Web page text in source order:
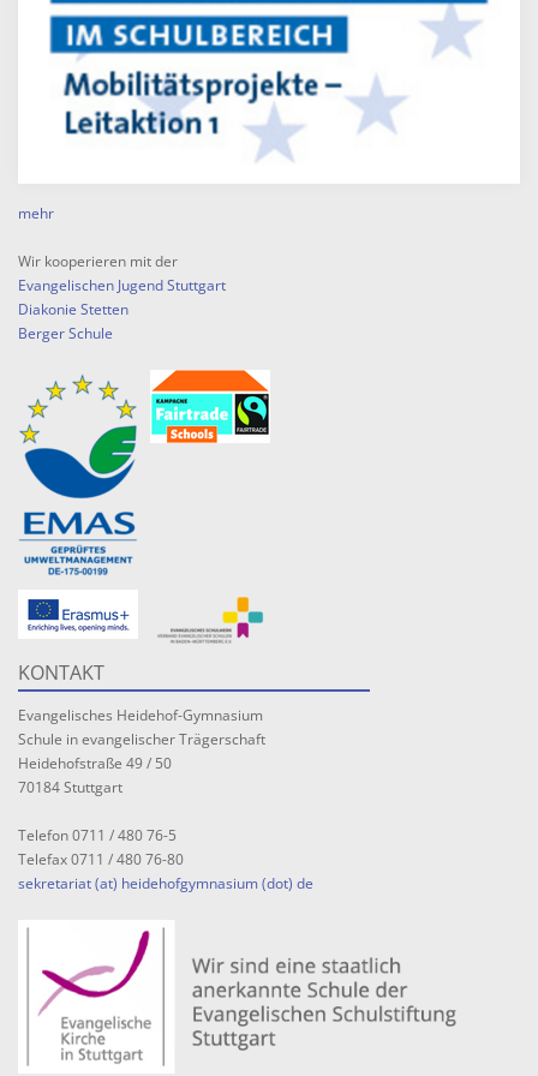
mehr
Wir kooperieren mit der
Evangelischen Jugend Stuttgart
Diakonie Stetten
Berger Schule
KONTAKT
Evangelisches Heidehof-Gymnasium
Schule in evangelischer Trägerschaft
Heidehofstraße 49 / 50
70184 Stuttgart
Telefon 0711 / 480 76-5
Telefax 0711 / 480 76-80
sekretariat (at) heidehofgymnasium (dot) de